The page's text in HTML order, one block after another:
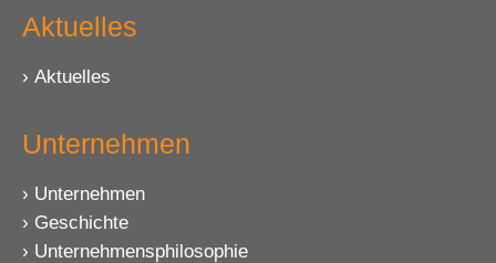
Aktuelles
Aktuelles
Unternehmen
Unternehmen
Geschichte
Unternehmensphilosophie